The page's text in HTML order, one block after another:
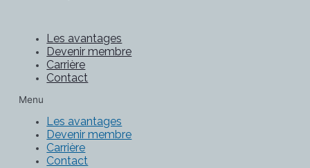
Les avantages
Devenir membre
Carrière
Contact
Menu
Les avantages
Devenir membre
Carrière
Contact